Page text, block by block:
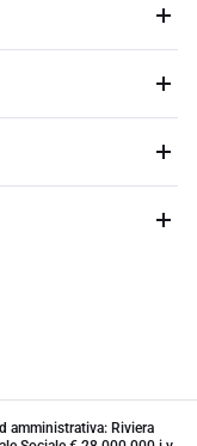
amministrativa: Riviera